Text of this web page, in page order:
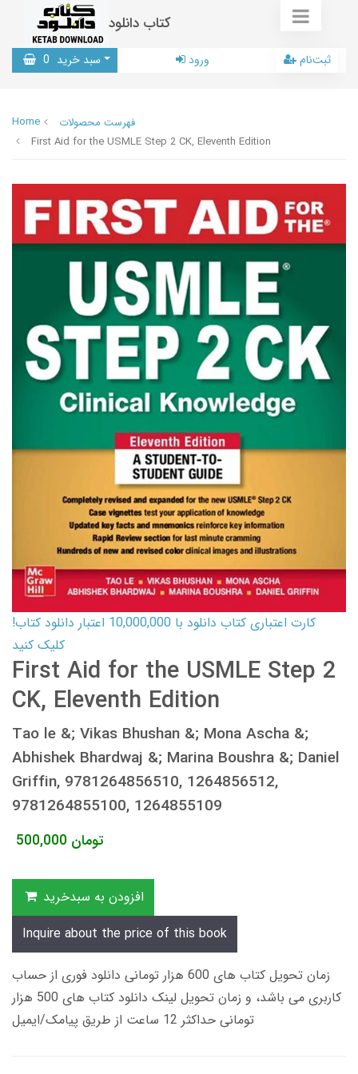
کتاب دانلود
سبد خرید 0 ورود ثبت‌نام
Home
فهرست محصولات
First Aid for the USMLE Step 2 CK, Eleventh Edition
کارت اعتباری کتاب دانلود با 10,000,000 اعتبار دانلود کتاب!
کلیک کنید
First Aid for the USMLE Step 2
CK, Eleventh Edition
Tao le &; Vikas Bhushan &; Mona Ascha &;
Abhishek Bhardwaj &; Marina Boushra &; Daniel
Griffin, 9781264856510, 1264856512,
9781264855100, 1264855109
500,000 تومان
افزودن به سبدخرید
Inquire about the price of this book
زمان تحویل کتاب های 600 هزار تومانی دانلود فوری از حساب
کاربری می باشد، و زمان تحویل لینک دانلود کتاب های 500 هزار
تومانی حداکثر 12 ساعت از طریق پیامک/ایمیل